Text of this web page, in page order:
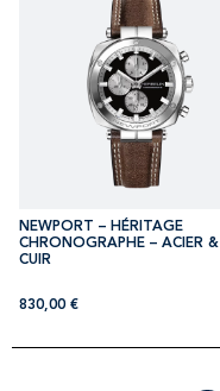
NEWPORT – HÉRITAGE
CHRONOGRAPHE – ACIER &
CUIR
830,00 €